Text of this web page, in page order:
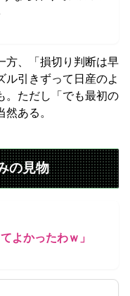
方、「損切り判断は早
ル引きずって日産のよ
。ただし「でも最初の
ある。
の見物
よかったわｗ」